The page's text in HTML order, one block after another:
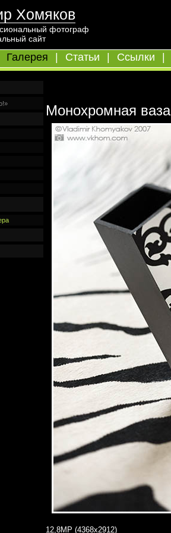
Хомяков
фотограф
сайт
Галерея Статьи Ссылки
Монохромная ваза
12,8MP (4368x2912)